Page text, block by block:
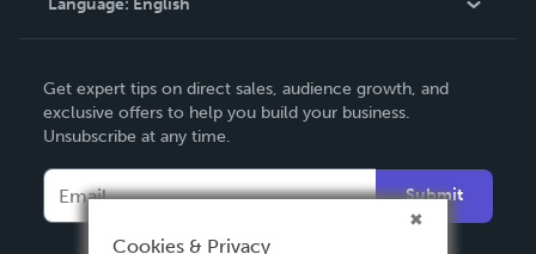
Contact Support
Language: English
Deutsch
Français
Español
Get expert tips on direct sales, audience growth, and
exclusive offers to help you build your business.
Unsubscribe at any time.
Submit
Cookies & Privacy